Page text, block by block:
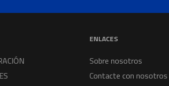
ENLACES
Sobre nosotros
Contacte con nosotros